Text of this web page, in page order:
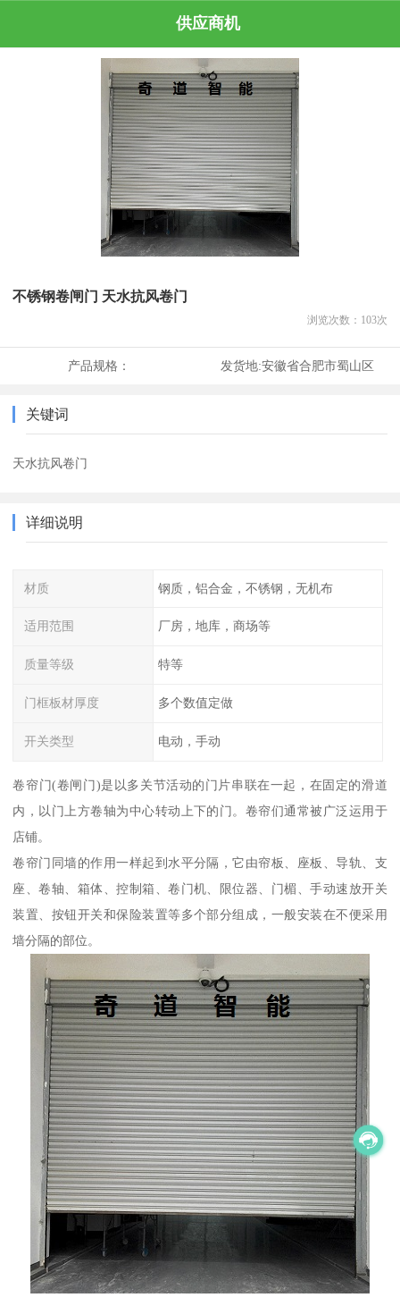
供应商机
不锈钢卷闸门 天水抗风卷门
浏览次数： 103次
产品规格： 发货地:安徽省合肥市蜀山区
关键词
天水抗风卷门
详细说明
材质 钢质，铝合金，不锈钢，无机布
适用范围 厂房，地库，商场等
质量等级 特等
门框板材厚度 多个数值定做
开关类型 电动，手动
卷帘门(卷闸门)是以多关节活动的门片串联在一起，在固定的滑道
内，以门上方卷轴为中心转动上下的门。卷帘们通常被广泛运用于
店铺。
卷帘门同墙的作用一样起到水平分隔，它由帘板、座板、导轨、支
座、卷轴、箱体、控制箱、卷门机、限位器、门楣、手动速放开关
装置、按钮开关和保险装置等多个部分组成，一般安装在不便采用
墙分隔的部位。